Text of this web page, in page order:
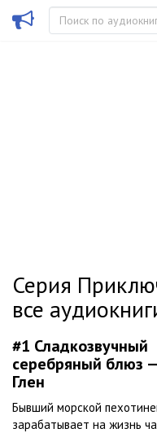
Серия
все
#1 Сладкозвучный
серебряный блюз
Глен
Бывший морской
зарабатывает на жизнь